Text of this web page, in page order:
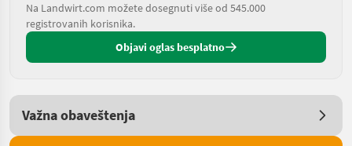
Na Landwirt.com možete dosegnuti više od 545.000
registrovanih korisnika.
Objavi oglas besplatno
Važna obaveštenja